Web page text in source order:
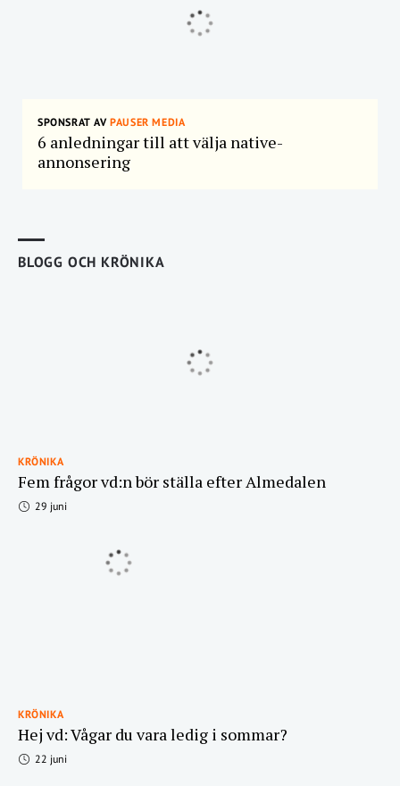
SPONSRAT AVPAUSER MEDIA
6 anledningar till att välja native-
annonsering
BLOGG OCH KRÖNIKA
KRÖNIKA
Fem frågor vd:n bör ställa efter Almedalen
29 juni
KRÖNIKA
Hej vd: Vågar du vara ledig i sommar?
22 juni